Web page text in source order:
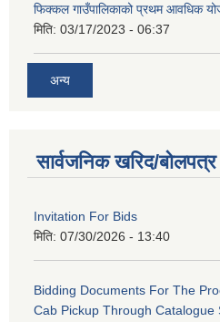
फिक्कल गाउँपालिकाको प्रथम आवधिक
मिति: 03/17/2023 - 06:37
अन्य
सार्वजनिक खरिद/
Invitation For Bids
मिति: 07/30/2026 - 13:40
Bidding Documents For The
Cab Pickup Through Catalogue